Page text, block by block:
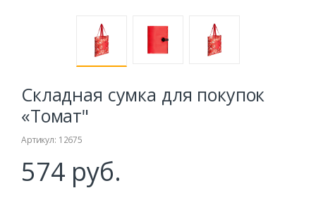
Складная сумка для покупок
«Томат"
Артикул: 12675
574 руб.